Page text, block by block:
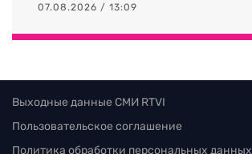
07.08.2026 / 13:09
Выходные данные СМИ RTVI
Пользовательское соглашение
Политика обработки персональных данных